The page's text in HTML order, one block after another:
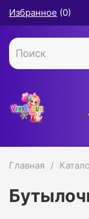
Избранное (0)
Главная